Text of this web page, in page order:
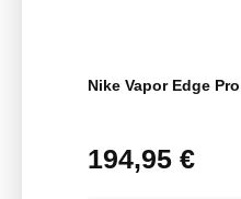
Nike Vapor Edge
Regulärer Preis:
194,95 €